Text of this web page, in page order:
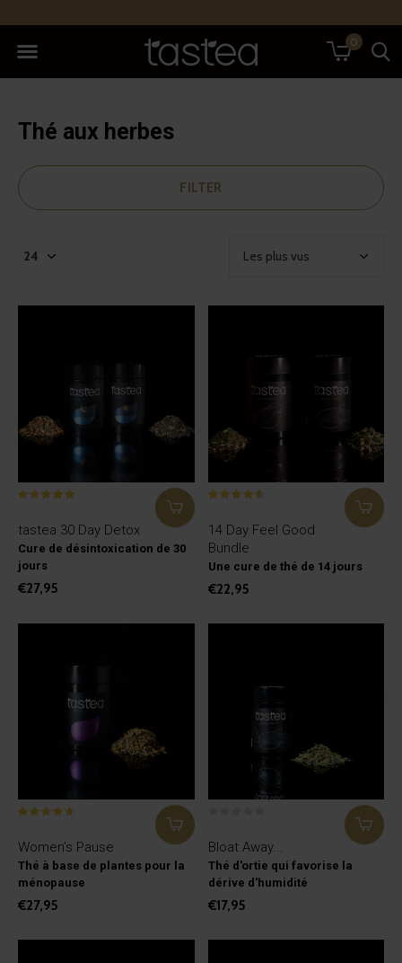
0
Thé aux herbes
FILTER
tastea 30 Day Detox
Cure de désintoxication de 30
jours
€27,95
14 Day Feel Good
Bundle
Une cure de thé de 14 jours
€22,95
Women's Pause
Thé à base de plantes pour la
ménopause
€27,95
Bloat Away...
Thé d'ortie qui favorise la
dérive d'humidité
€17,95